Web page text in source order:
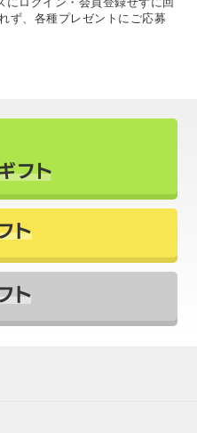
ず、各種プレゼントにご応募